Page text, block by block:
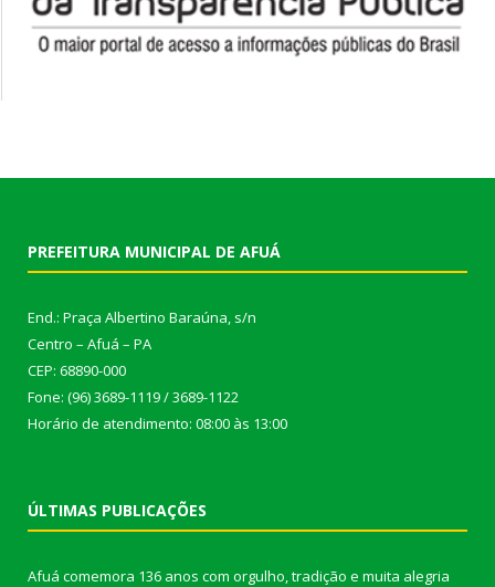
PREFEITURA MUNICIPAL DE AFUÁ
End.: Praça Albertino Baraúna, s/n
Centro – Afuá – PA
CEP: 68890-000
Fone: (96) 3689-1119 / 3689-1122
Horário de atendimento: 08:00 às 13:00
ÚLTIMAS PUBLICAÇÕES
Afuá comemora 136 anos com orgulho, tradição e muita alegria